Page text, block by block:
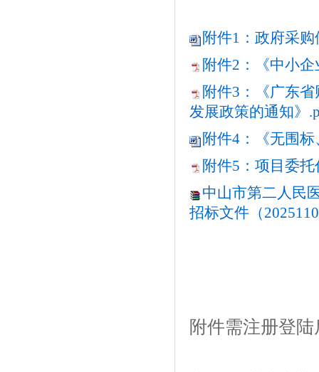
附件1：政府采
附件2：《中小
附件3：《广东
发展政策的通知》
附件4：《无围
附件5：项目委
中山市第二人民
招标文件（
附件需注册登